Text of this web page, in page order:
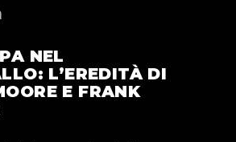
NEL
L’EREDITÀ DI
E FRANK